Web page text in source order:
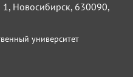
1, Новосибирск, 630090,
университет